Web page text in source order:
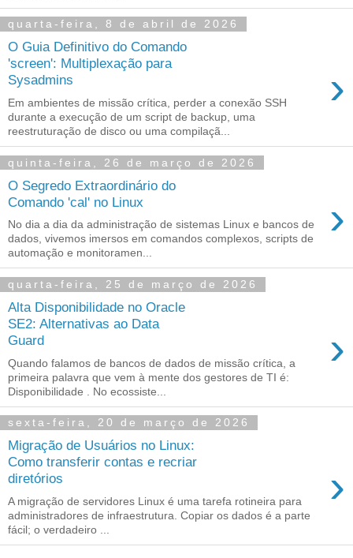
quarta-feira, 8 de abril de 2026
O Guia Definitivo do Comando
'screen': Multiplexação para
Sysadmins
›
Em ambientes de missão crítica, perder a conexão SSH
durante a execução de um script de backup, uma
reestruturação de disco ou uma compilaçã...
quinta-feira, 26 de março de 2026
O Segredo Extraordinário do
Comando 'cal' no Linux
›
No dia a dia da administração de sistemas Linux e bancos de
dados, vivemos imersos em comandos complexos, scripts de
automação e monitoramen...
quarta-feira, 25 de março de 2026
Alta Disponibilidade no Oracle
SE2: Alternativas ao Data
Guard
›
Quando falamos de bancos de dados de missão crítica, a
primeira palavra que vem à mente dos gestores de TI é:
Disponibilidade . No ecossiste...
sexta-feira, 20 de março de 2026
Migração de Usuários no Linux:
Como transferir contas e recriar
diretórios
›
A migração de servidores Linux é uma tarefa rotineira para
administradores de infraestrutura. Copiar os dados é a parte
fácil; o verdadeiro ...